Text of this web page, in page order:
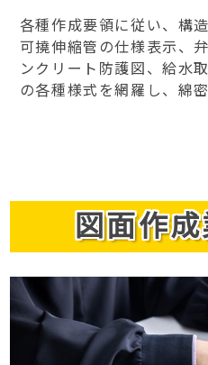
各種作成要領に従い、構
可撓伸縮管の仕様表示、
ンクリート防護図、給水
の各種様式を網羅し、綿
図面作